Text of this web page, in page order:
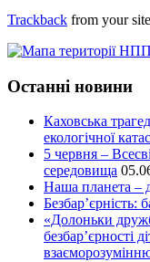
Trackback from your
Останні новини
Каховська
екологічної
5 червня –
середовища
Наша планета –
Безбар’єрність:
«Долоньки
безбар’єрності